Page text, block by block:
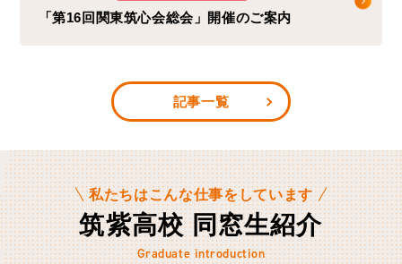
「第16回関東筑心会総会」開催のご案内
記事一覧
私たちはこんな仕事をしています
筑紫高校 同窓生紹介
Graduate introduction